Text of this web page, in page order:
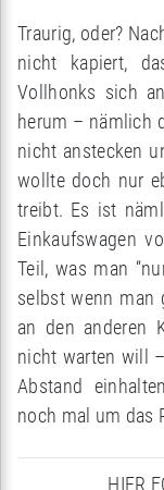
Traurig, oder?
nicht kapiert,
Vollhonks sich
herum – nämlich
nicht anstecken
wollte doch nur
treibt. Es ist
Einkaufswagen
Teil, was man
selbst wenn man
an den anderen
nicht warten will
Abstand
noch mal um das
HIER